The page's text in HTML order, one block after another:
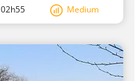
02h55 Medium